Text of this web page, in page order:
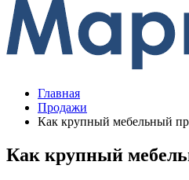
Главная
Продажи
Как крупный мебельный
Как крупный